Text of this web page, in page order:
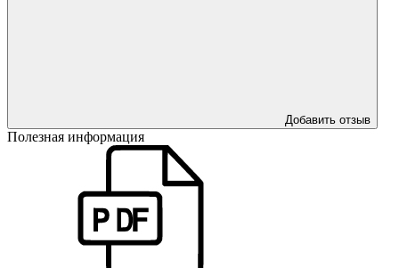
Добавить отзыв
Полезная информация